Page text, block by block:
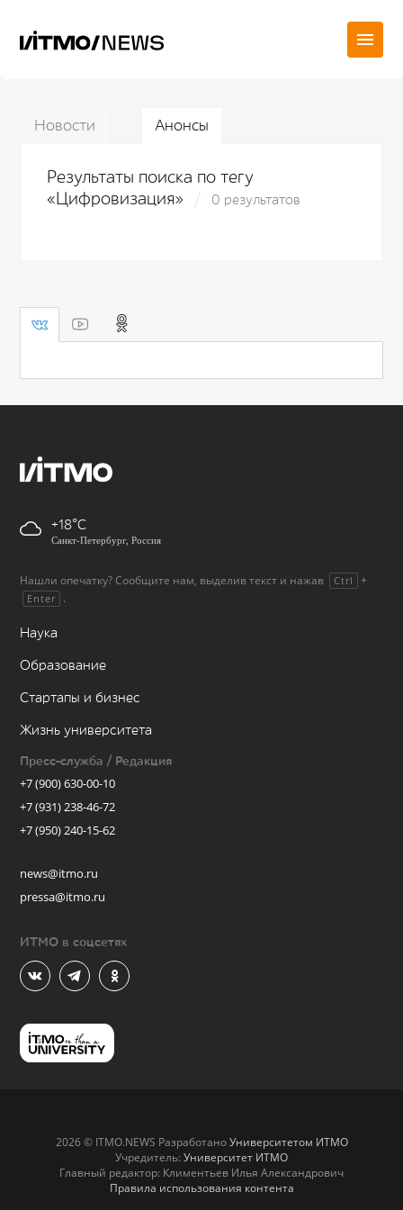
Новости Анонсы
Результаты поиска по тегу
«Цифровизация»
0 результатов
+18
Санкт-Петербург, Россия
Нашли опечатку? Сообщите нам, выделив текст и нажав Ctrl +
Enter .
Наука
Образование
Стартапы и бизнес
Жизнь университета
Пресс-служба / Редакция
+7 (900) 630-00-10
+7 (931) 238-46-72
+7 (950) 240-15-62
news@itmo.ru
pressa@itmo.ru
ИТМО в соцсетях
2026 © ITMO.NEWS РазработаноУниверситетом ИТМО
Учредитель: Университет ИТМО
Главный редактор: Климентьев Илья Александрович
Правила использования контента